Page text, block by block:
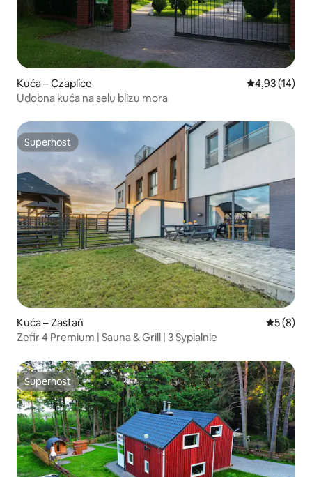
Kuća – Czaplice Prosječna
4,93 (14)
Udobna kuća na selu blizu mora
Superhost
Superhost
Kuća – Zastań
5 (8)
Zefir 4 Premium | Sauna & Grill | 3 Sypialnie
Superhost
Superhost